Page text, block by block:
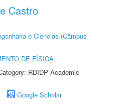
Castro
e Ciências (Câmpus
DE FÍSICA
RDIDP Academic
Google Scholar